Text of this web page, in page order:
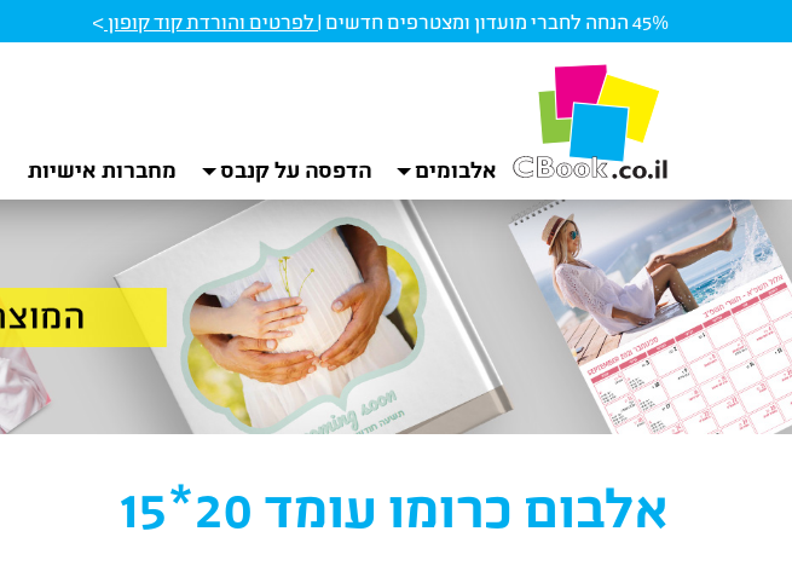
45% הנחה לחברי מועדון ומצטרפים חדשים | לפרטים והורדת קוד קופון>
אלבומים הדפסה על קנבס מחברות אישיות
אלבום כרומו עומד 20*15